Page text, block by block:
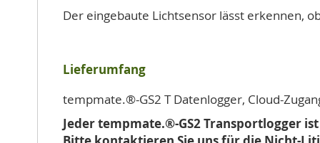
Der eingebaute Lichtsensor lässt erkennen,
Lieferumfang
tempmate.®-GS2 T Datenlogger, Cloud-
Jeder tempmate.®-GS2 Transportlogger